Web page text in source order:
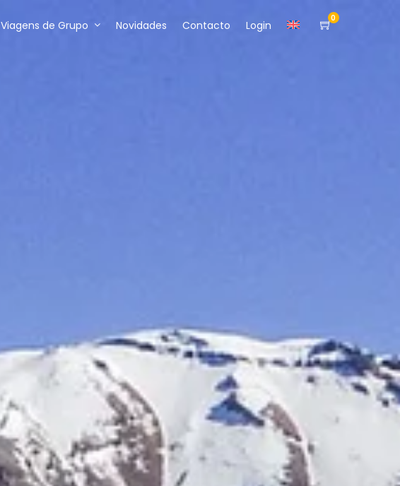
Viagens de Grupo Novidades Contacto Login
0